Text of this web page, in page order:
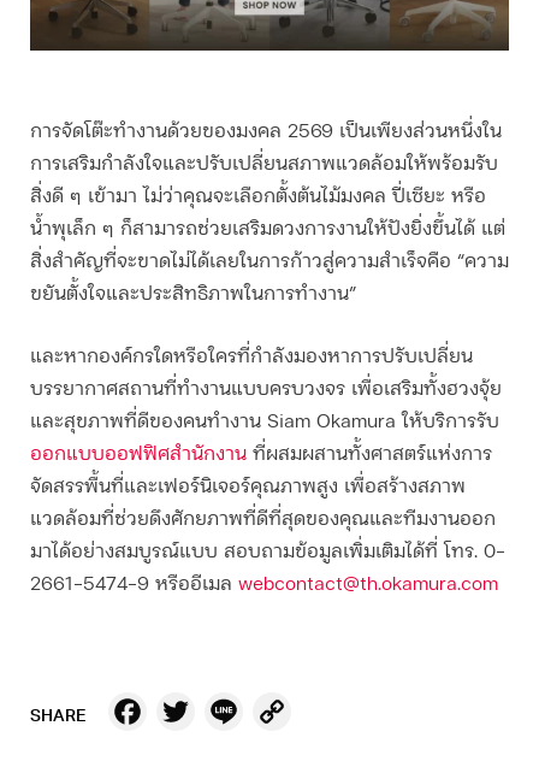
การจัดโต๊ะทำงานด้วยของมงคล 2569 เป็นเพียงส่วนหนึ่งใน
การเสริมกำลังใจและปรับเปลี่ยนสภาพแวดล้อมให้พร้อมรับ
สิ่งดี ๆ เข้ามา ไม่ว่าคุณจะเลือกตั้งต้นไม้มงคล ปี่เซียะ หรือ
น้ำพุเล็ก ๆ ก็สามารถช่วยเสริมดวงการงานให้ปังยิ่งขึ้นได้ แต่
สิ่งสำคัญที่จะขาดไม่ได้เลยในการก้าวสู่ความสำเร็จคือ “ความ
ขยันตั้งใจและประสิทธิภาพในการทำงาน”
และหากองค์กรใดหรือใครที่กำลังมองหาการปรับเปลี่ยน
บรรยากาศสถานที่ทำงานแบบครบวงจร เพื่อเสริมทั้งฮวงจุ้ย
และสุขภาพที่ดีของคนทำงาน Siam Okamura ให้บริการรับ
ออกแบบออฟฟิศสำนักงาน ที่ผสมผสานทั้งศาสตร์แห่งการ
จัดสรรพื้นที่และเฟอร์นิเจอร์คุณภาพสูง เพื่อสร้างสภาพ
แวดล้อมที่ช่วยดึงศักยภาพที่ดีที่สุดของคุณและทีมงานออก
มาได้อย่างสมบูรณ์แบบ สอบถามข้อมูลเพิ่มเติมได้ที่ โทร. 0-
2661-5474-9 หรืออีเมล webcontact@th.okamura.com
SHARE Facebook
Twitter
Line